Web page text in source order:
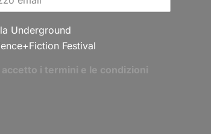
Underground
Festival
i termini e le condizioni